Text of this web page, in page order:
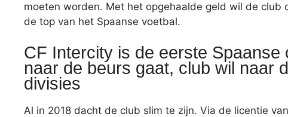
moeten worden. Met het opgehaalde geld wil de club
de top van het Spaanse voetbal.
CF Intercity is de eerste Spaanse
naar de beurs gaat, club wil naar
divisies
Al in 2018 dacht de club slim te zijn. Via de licentie